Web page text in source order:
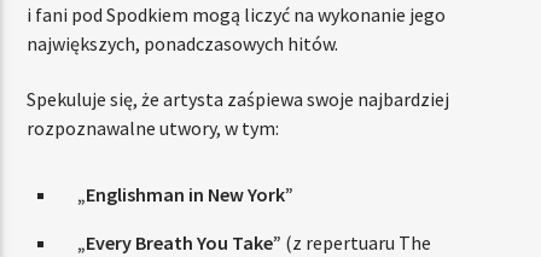
i fani pod Spodkiem mogą liczyć na wykonanie jego
największych, ponadczasowych hitów.
Spekuluje się, że artysta zaśpiewa swoje najbardziej
rozpoznawalne utwory, w tym:
„Englishman in New York”
„Every Breath You Take” (z repertuaru The